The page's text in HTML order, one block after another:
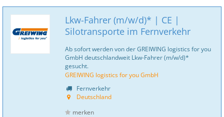
Lkw-Fahrer (m/w/d)* | CE |
Silotransporte im Fernverkehr
Ab sofort werden von der GREIWING logistics for you
GmbH deutschlandweit Lkw-Fahrer (m/w/d)*
gesucht.
GREIWING logistics for you GmbH
Fernverkehr
Deutschland
merken